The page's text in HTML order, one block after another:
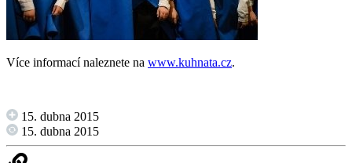
Více informací naleznete na www.kuhnata.cz.
15. dubna 2015
15. dubna 2015